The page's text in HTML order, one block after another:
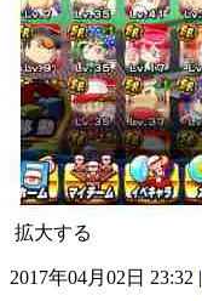
拡大する
2017年04月02日 23:32 |